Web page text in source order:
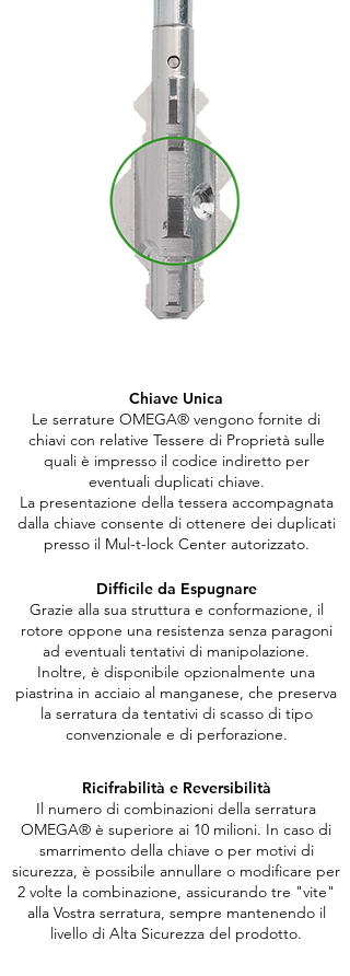
Chiave Unica
Le serrature OMEGA® vengono fornite di
chiavi con relative Tessere di Proprietà sulle
quali è impresso il codice indiretto per
eventuali duplicati chiave.
La presentazione della tessera accompagnata
dalla chiave consente di ottenere dei duplicati
presso il Mul-t-lock Center autorizzato.
Difficile da Espugnare
Grazie alla sua struttura e conformazione, il
rotore oppone una resistenza senza paragoni
ad eventuali tentativi di manipolazione.
Inoltre, è disponibile opzionalmente una
piastrina in acciaio al manganese, che preserva
la serratura da tentativi di scasso di tipo
convenzionale e di perforazione.
Ricifrabilità e Reversibilità
Il numero di combinazioni della serratura
OMEGA® è superiore ai 10 milioni. In caso di
smarrimento della chiave o per motivi di
sicurezza, è possibile annullare o modificare per
2 volte la combinazione, assicurando tre "vite"
alla Vostra serratura, sempre mantenendo il
livello di Alta Sicurezza del prodotto.